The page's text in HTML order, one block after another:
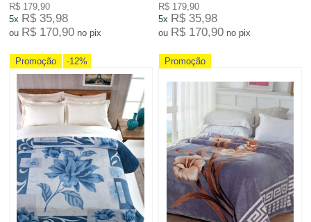
R$ 179,90
5x R$ 35,98
ou R$ 170,90 no pix
R$ 179,90
5x R$ 35,98
ou R$ 170,90 no pix
Promoção -12% Promoção